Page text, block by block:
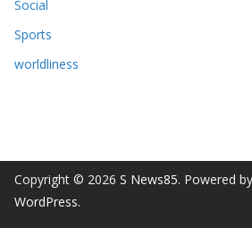
Social
Sports
worldliness
Copyright © 2026 S News85. Powered by
WordPress.